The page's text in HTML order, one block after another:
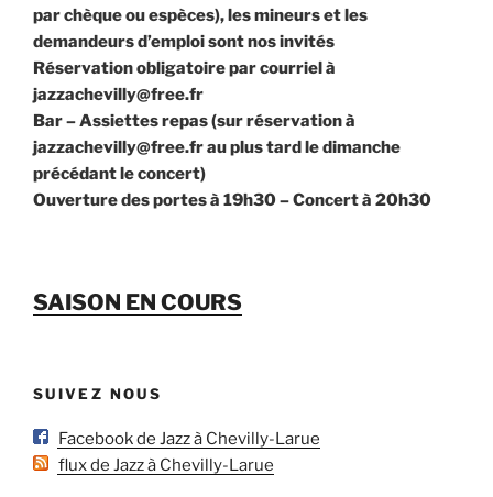
par chèque ou espèces), les mineurs et les
demandeurs d’emploi sont nos invités
Réservation obligatoire par courriel à
jazzachevilly@free.fr
Bar – Assiettes repas (sur réservation à
jazzachevilly@free.fr au plus tard le dimanche
précédant le concert)
Ouverture des portes à 19h30 – Concert à 20h30
SAISON EN COURS
SUIVEZ NOUS
Facebook de Jazz à Chevilly-Larue
flux de Jazz à Chevilly-Larue